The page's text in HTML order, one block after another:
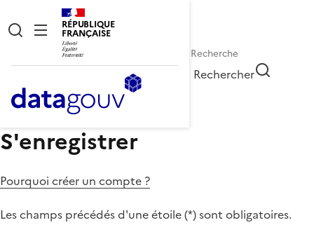
RÉPUBLIQUE
FRANÇAISE
Rechercher
S'enregistrer
Pourquoi créer un compte ?
Les champs précédés d'une étoile (*) sont obligatoires.